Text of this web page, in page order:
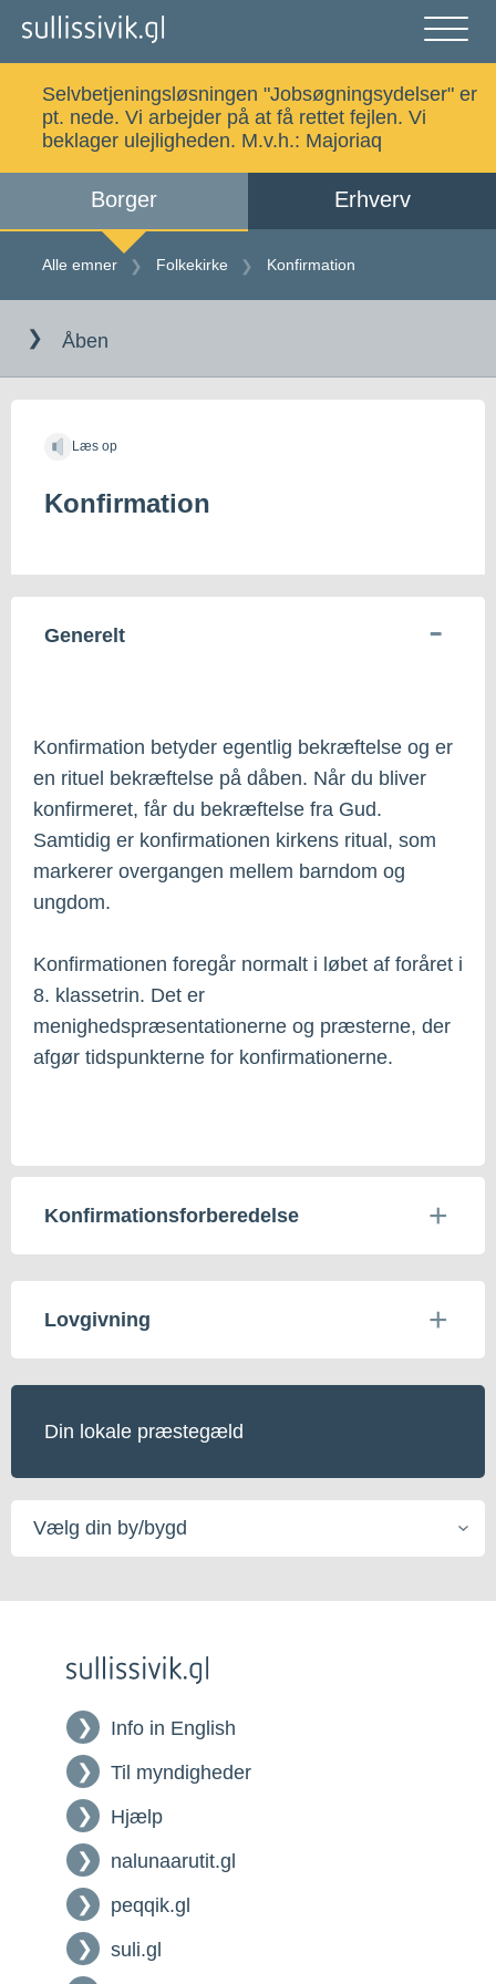
luk
Alle emner Selvbetjening
Kalaallisut
Selvbetjeningsløsningen "Jobsøgningsydelser" er
pt. nede. Vi arbejder på at få rettet fejlen. Vi
beklager ulejligheden. M.v.h.: Majoriaq
Borger Erhverv
Alle emner Folkekirke Konfirmation
indholdet
Åben
Læs op
Konfirmation
Generelt
Konfirmation betyder egentlig bekræftelse og er
en rituel bekræftelse på dåben. Når du bliver
konfirmeret, får du bekræftelse fra Gud.
Samtidig er konfirmationen kirkens ritual, som
markerer overgangen mellem barndom og
ungdom.
Konfirmationen foregår normalt i løbet af foråret i
8. klassetrin. Det er
menighedspræsentationerne og præsterne, der
afgør tidspunkterne for konfirmationerne.
Konfirmationsforberedelse
Lovgivning
Din lokale præstegæld
Vælg
din
by/bygd
Info in English
Til myndigheder
Hjælp
nalunaarutit.gl
peqqik.gl
suli.gl